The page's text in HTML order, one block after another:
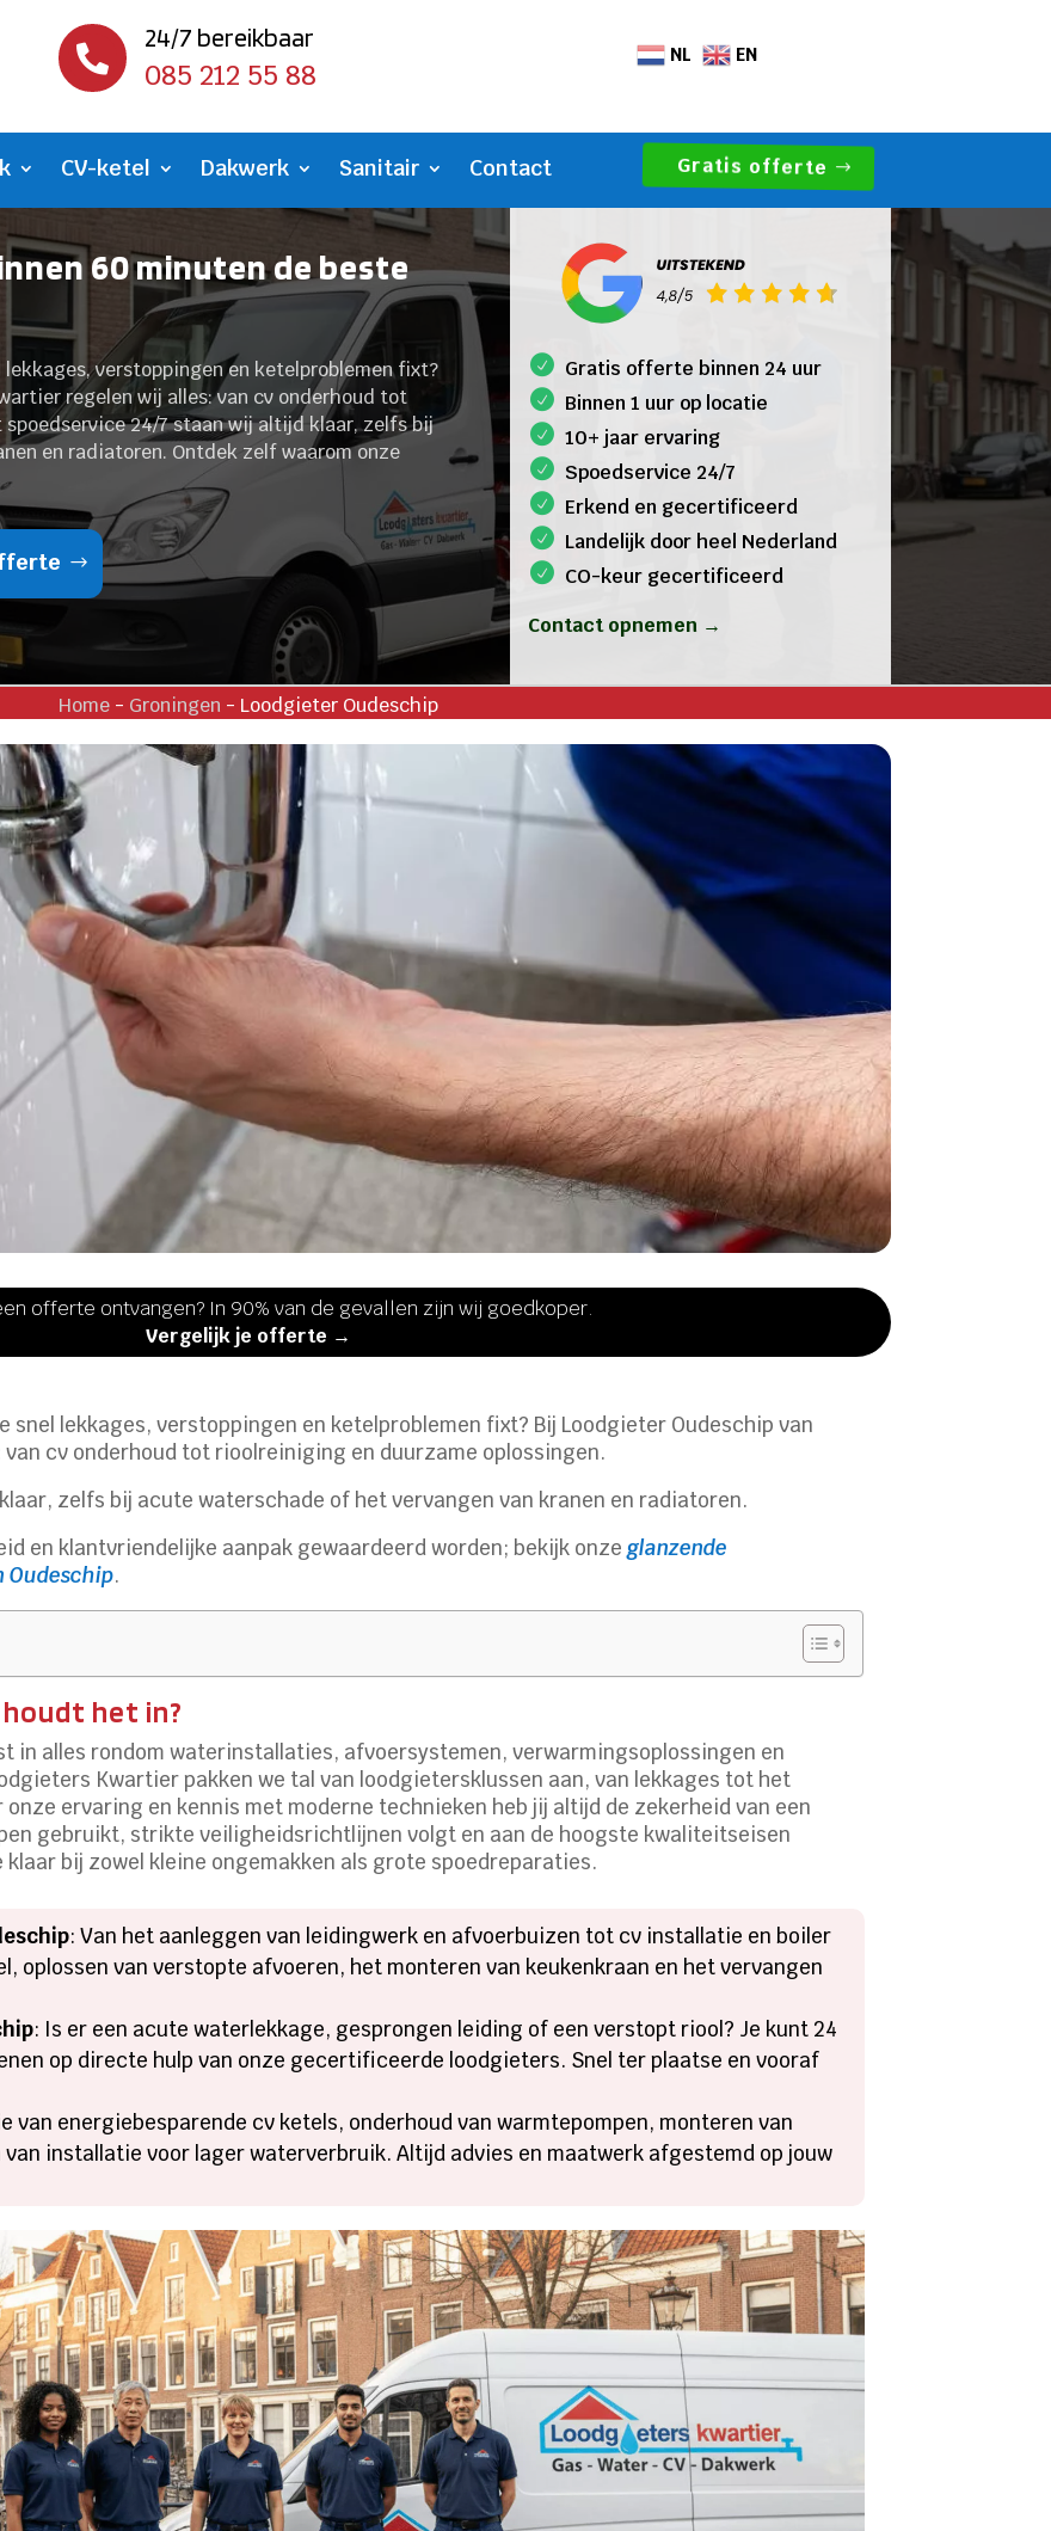

24/7 bereikbaar
085 212 55 88
NL EN
CV-ketel Dakwerk Sanitair Contact Gratis offerte
60 minuten de beste
verstoppingen en ketelproblemen fixt?
regelen wij alles: van cv onderhoud tot
24/7 staan wij altijd klaar, zelfs bij
en radiatoren. Ontdek zelf waarom onze
Gratis offerte binnen 24 uur
Binnen 1 uur op locatie
10+ jaar ervaring
Spoedservice 24/7
Erkend en gecertificeerd
Landelijk door heel Nederland
CO-keur gecertificeerd
Contact opnemen →
Home - Groningen - Loodgieter Oudeschip
offerte ontvangen? In 90% van de gevallen zijn wij goedkoper.
Vergelijk je offerte →
snel lekkages, verstoppingen en ketelproblemen fixt? Bij Loodgieter Oudeschip van
cv onderhoud tot rioolreiniging en duurzame oplossingen.
zelfs bij acute waterschade of het vervangen van kranen en radiatoren.
en klantvriendelijke aanpak gewaardeerd worden; bekijk onzeglanzende
Oudeschip.
het in?
in alles rondom waterinstallaties, afvoersystemen, verwarmingsoplossingen en
Kwartier pakken we tal van loodgietersklussen aan, van lekkages tot het
ervaring en kennis met moderne technieken heb jij altijd de zekerheid van een
gebruikt, strikte veiligheidsrichtlijnen volgt en aan de hoogste kwaliteitseisen
bij zowel kleine ongemakken als grote spoedreparaties.
: Van het aanleggen van leidingwerk en afvoerbuizen tot cv installatie en boiler
oplossen van verstopte afvoeren, het monteren van keukenkraan en het vervangen
: Is er een acute waterlekkage, gesprongen leiding of een verstopt riool? Je kunt 24
op directe hulp van onze gecertificeerde loodgieters. Snel ter plaatse en vooraf
van energiebesparende cv ketels, onderhoud van warmtepompen, monteren van
installatie voor lager waterverbruik. Altijd advies en maatwerk afgestemd op jouw